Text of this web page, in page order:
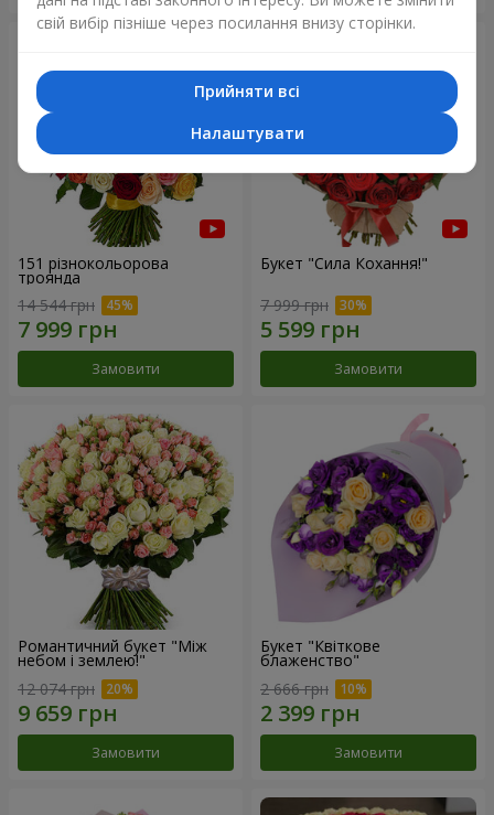
151 різнокольорова
троянда
14 544 грн
Замовити
Букет "Сила Кохання!"
7 999 грн
Замовити
Романтичний букет "Між
небом і землею!"
12 074 грн
Замовити
Букет "Квіткове
блаженство"
2 666 грн
Замовити
свій вибір пізніше через посилання внизу сторінки.
Прийняти всі
Налаштувати